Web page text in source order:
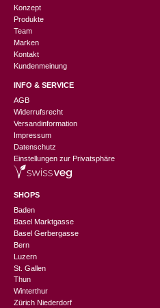
Konzept
Produkte
Team
Marken
Kontakt
Kundenmeinung
INFO & SERVICE
AGB
Widerrufsrecht
Versandinformation
Impressum
Datenschutz
Einstellungen zur Privatsphäre
SHOPS
Baden
Basel Marktgasse
Basel Gerbergasse
Bern
Luzern
St. Gallen
Thun
Winterthur
Zürich Niederdorf